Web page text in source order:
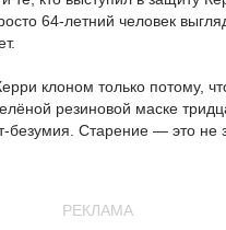
64-летний человек
клоном только потому,
резиновой маске
безумия. Старение — это не
РЕКЛАМА